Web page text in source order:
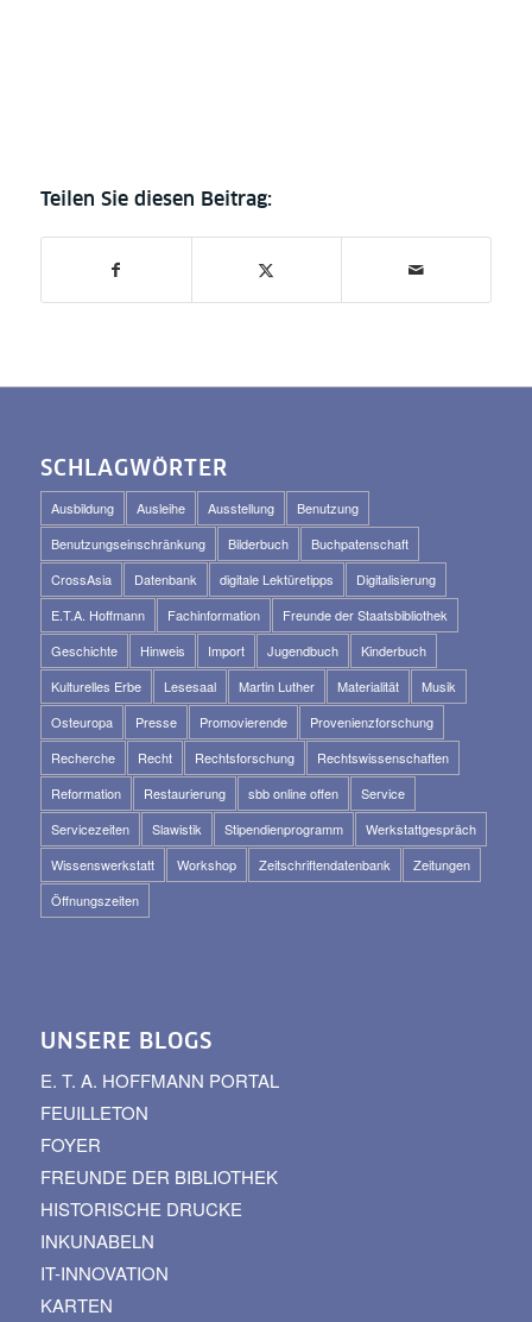
SCHLAGWÖRTER
Ausbildung Ausleihe Ausstellung
Benutzung
Benutzungseinschränkung
Bilderbuch
Buchpatenschaft
CrossAsia
Datenbank digitale Lektüretipps
Digitalisierung
E.T.A. Hoffmann
Fachinformation
Freunde der Staatsbibliothek
Geschichte
Hinweis Import Jugendbuch
Kinderbuch
Kulturelles Erbe
Lesesaal Martin Luther Materialität
Musik
Osteuropa
Presse Promovierende
Provenienzforschung
Recherche
Recht Rechtsforschung
Rechtswissenschaften
Reformation
Restaurierung sbb online offen
Service
Servicezeiten
Slawistik Stipendienprogramm
Werkstattgespräch
Wissenswerkstatt
Workshop Zeitschriftendatenbank
Zeitungen
Öffnungszeiten
UNSERE BLOGS
E. T. A. HOFFMANN PORTAL
FEUILLETON
FOYER
FREUNDE DER BIBLIOTHEK
HISTORISCHE DRUCKE
INKUNABELN
IT-INNOVATION
KARTEN